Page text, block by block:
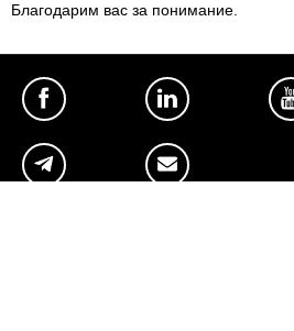
Благодарим вас за понимание.